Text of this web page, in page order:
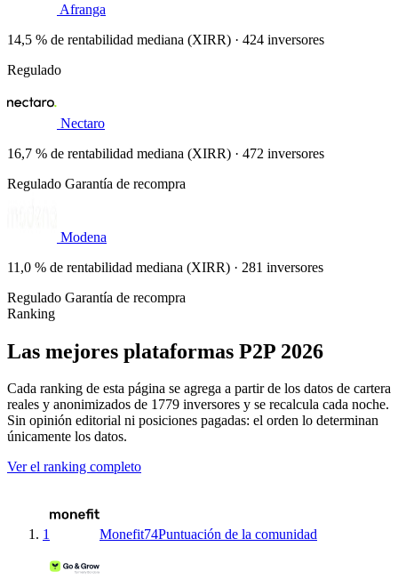
Afranga
14,5 % de rentabilidad mediana (XIRR) · 424 inversores
Regulado
Nectaro
16,7 % de rentabilidad mediana (XIRR) · 472 inversores
Regulado Garantía de recompra
Modena
11,0 % de rentabilidad mediana (XIRR) · 281 inversores
Regulado Garantía de recompra
Ranking
Las mejores plataformas P2P 2026
Cada ranking de esta página se agrega a partir de los datos de cartera
reales y anonimizados de 1779 inversores y se recalcula cada noche.
Sin opinión editorial ni posiciones pagadas: el orden lo determinan
únicamente los datos.
Ver el ranking completo
1 Monefit74Puntuación de la comunidad